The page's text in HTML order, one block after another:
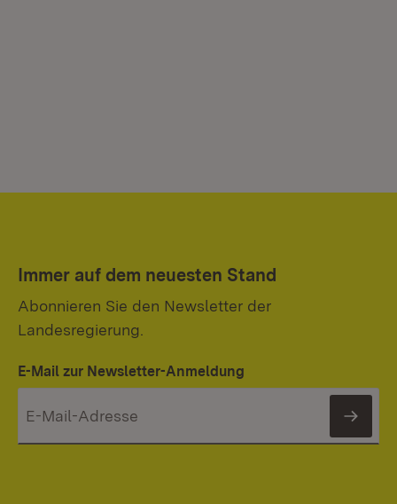
Immer auf dem neuesten Stand
Abonnieren Sie den Newsletter der
Landesregierung.
E-Mail zur Newsletter-Anmeldung